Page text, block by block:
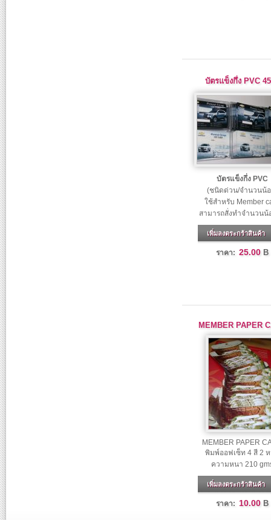
บัตรแข็งกึ่ง PVC
บัตรแข็งกึ่ง PVC
(ชนิดด่วน/จำนวนน้
ใช้สำหรับ Member
สามารถสั่งทำจำนวนน้
เพิ่มลงตระกร้าสินค้า
ราคา: 25.00 B
MEMBER PAPER
MEMBER PAPER
พิมพ์ออฟเซ็ท 4 สี 2
ความหนา 210
เพิ่มลงตระกร้าสินค้า
ราคา: 10.00 B